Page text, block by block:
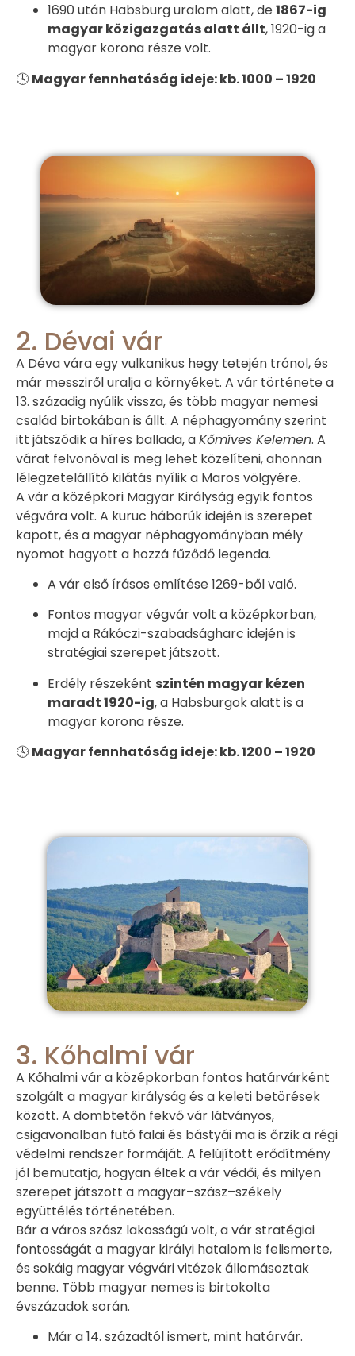
1690 után Habsburg uralom alatt, de1867-ig
magyar közigazgatás alatt állt, 1920-ig a
magyar korona része volt.
🕓 Magyar fennhatóság ideje: kb. 1000 – 1920
2. Dévai vár
A Déva vára egy vulkanikus hegy tetején trónol, és
már messziről uralja a környéket. A vár története a
13. századig nyúlik vissza, és több magyar nemesi
család birtokában is állt. A néphagyomány szerint
itt játszódik a híres ballada, aKőmíves Kelemen. A
várat felvonóval is meg lehet közelíteni, ahonnan
lélegzetelállító kilátás nyílik a Maros völgyére.
A vár a középkori Magyar Királyság egyik fontos
végvára volt. A kuruc háborúk idején is szerepet
kapott, és a magyar néphagyományban mély
nyomot hagyott a hozzá fűződő legenda.
A vár első írásos említése 1269-ből való.
Fontos magyar végvár volt a középkorban,
majd a Rákóczi-szabadságharc idején is
stratégiai szerepet játszott.
Erdély részeként szintén magyar kézen
maradt 1920-ig, a Habsburgok alatt is a
magyar korona része.
🕓 Magyar fennhatóság ideje: kb. 1200 – 1920
3. Kőhalmi vár
A Kőhalmi vár a középkorban fontos határvárként
szolgált a magyar királyság és a keleti betörések
között. A dombtetőn fekvő vár látványos,
csigavonalban futó falai és bástyái ma is őrzik a régi
védelmi rendszer formáját. A felújított erődítmény
jól bemutatja, hogyan éltek a vár védői, és milyen
szerepet játszott a magyar–szász–székely
együttélés történetében.
Bár a város szász lakosságú volt, a vár stratégiai
fontosságát a magyar királyi hatalom is felismerte,
és sokáig magyar végvári vitézek állomásoztak
benne. Több magyar nemes is birtokolta
évszázadok során.
Már a 14. századtól ismert, mint határvár.